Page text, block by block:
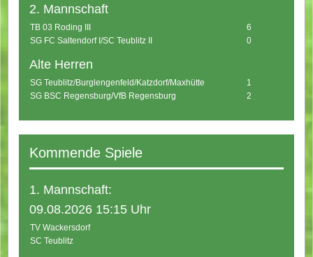
2. Mannschaft
TB 03 Roding III
6
SG FC Saltendorf I/SC Teublitz II
0
Alte Herren
SG Teublitz/Burglengenfeld/Katzdorf/Maxhütte
1
SG BSC Regensburg/VfB Regensburg
2
Kommende Spiele
1. Mannschaft:
09.08.2026 15:15 Uhr
TV Wackersdorf
SC Teublitz